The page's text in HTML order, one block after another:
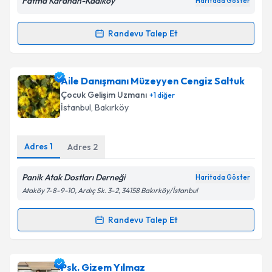
Takvim Talebini Gönder
Randevu Talep Et
Randevu Takvimi Talebi
Çocuk Gelişim Uzmanı Fatma Karahaniçin
randevu takvimi talebi oluşturun. Size bu uzmandan
randevu almanız için bir takvim hazırlandığında e-
posta ile bilgilendireceğiz.
Metni'ni okudum ve kişisel verilerimin belirtilen
kapsamda işlenmesini kabul ediyorum.
Takvim Talebini Gönder
Aile Danışmanı Müzeyyen Cengiz Saltuk
Çocuk Gelişim Uzmanı +1diğer
İstanbul, Bakırköy
Adres 1 Adres 2
Panik Atak Dostları Derneği Haritada Göster
Ataköy 7-8-9-10, Ardıç Sk. 3-2, 34158 Bakırköy/İstanbul
Randevu Talep Et
Randevu Takvimi Talebi
Aile Danışmanı Müzeyyen Cengiz Saltuk
Psk. Gizem Yılmaz